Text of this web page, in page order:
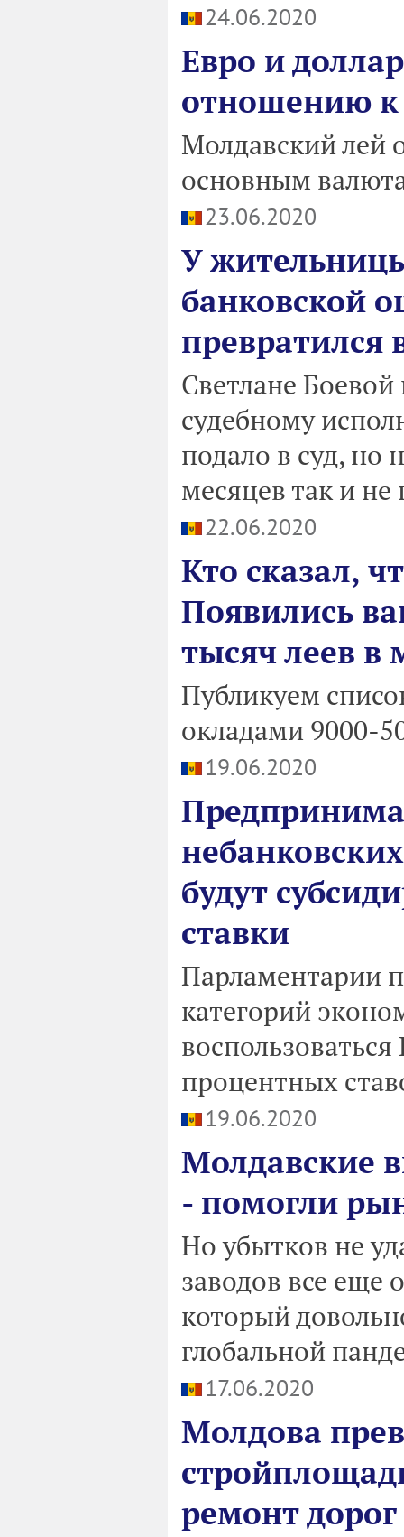
24.06.2020
Евро и
отношению к
Молдавский лей
основным
23.06.2020
У
банковской
превратился
Светлане
судебному
подало в суд, но
месяцев так и не
22.06.2020
Кто сказал,
Появились
тысяч леев в
Публикуем
окладами 9000-
19.06.2020
будут
ставки
Парламентарии
категорий
процентных
19.06.2020
Молдавские
- помогли
Но убытков не
заводов все еще
который
глобальной
17.06.2020
Молдова
ремонт